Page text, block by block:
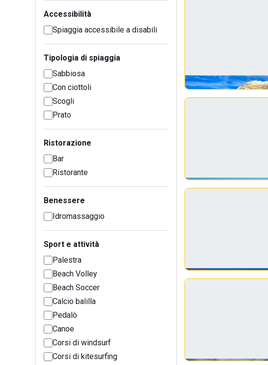
Accessibilità
Spiaggia accessibile a disabili
Tipologia di spiaggia
Sabbiosa
Con ciottoli
Scogli
Prato
Ristorazione
Bar
Ristorante
Benessere
Idromassaggio
Sport e attività
Palestra
Beach Volley
Beach Soccer
Calcio balilla
Pedalò
Canoe
Corsi di windsurf
Corsi di kitesurfing